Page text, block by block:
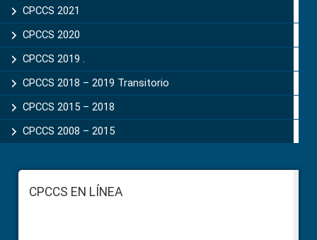
CPCCS 2021
CPCCS 2020
CPCCS 2019 .
CPCCS 2018 – 2019 Transitorio
CPCCS 2015 – 2018
CPCCS 2008 – 2015
FooterCPCCS EN LÍNEA